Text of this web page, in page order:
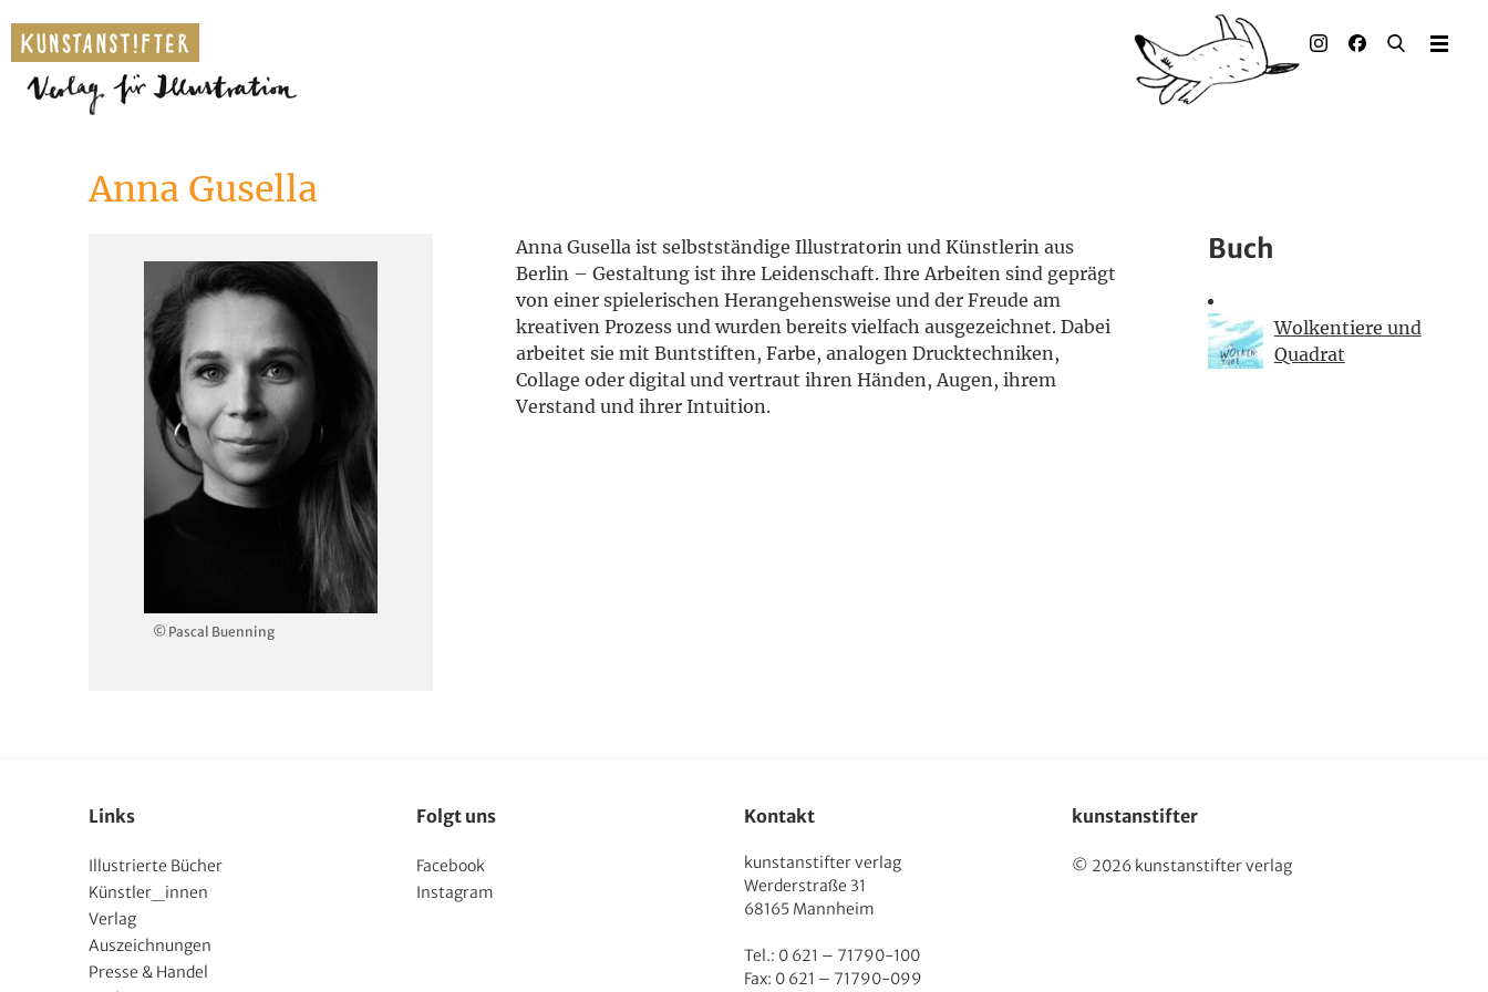
Anna Gusella
© Pascal Buenning
Anna Gusella ist selbstständige Illustratorin und Künstlerin aus
Berlin – Gestaltung ist ihre Leidenschaft. Ihre Arbeiten sind geprägt
von einer spielerischen Herangehensweise und der Freude am
kreativen Prozess und wurden bereits vielfach ausgezeichnet. Dabei
arbeitet sie mit Buntstiften, Farbe, analogen Drucktechniken,
Collage oder digital und vertraut ihren Händen, Augen, ihrem
Verstand und ihrer Intuition.
Buch
Wolkentiere und
Quadrat
Links
Illustrierte Bücher
Künstler_innen
Verlag
Auszeichnungen
Presse & Handel
Folgt uns
Facebook
Instagram
Kontakt
kunstanstifter verlag
Werderstraße 31
68165 Mannheim
Tel.: 0 621 – 71790-100
Fax: 0 621 – 71790-099
kunstanstifter
© 2026 kunstanstifter verlag
Illustrierte Bücher
Rechte